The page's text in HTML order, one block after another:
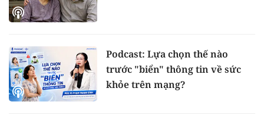
Podcast: Lựa chọn thế nào
trước "biển" thông tin về sức
khỏe trên mạng?